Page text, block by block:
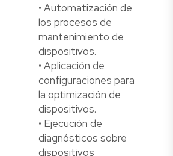
• Automatización de
los procesos de
mantenimiento de
dispositivos.
• Aplicación de
configuraciones para
la optimización de
dispositivos.
• Ejecución de
diagnósticos sobre
dispositivos